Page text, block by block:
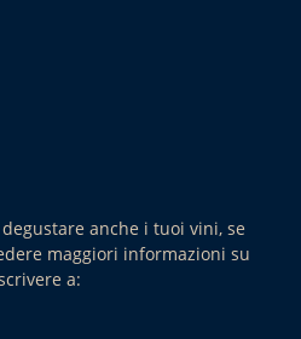
anche i tuoi vini, se
maggiori informazioni su
a: